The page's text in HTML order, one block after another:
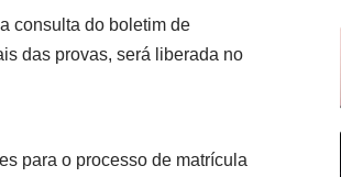
consulta do boletim de
das provas, será liberada no
para o processo de matrícula